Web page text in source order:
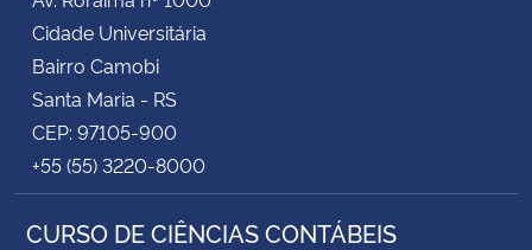
Cidade Universitária
Bairro Camobi
Santa Maria - RS
CEP: 97105-900
+55 (55) 3220-8000
CURSO DE CIÊNCIAS CONTÁBEIS